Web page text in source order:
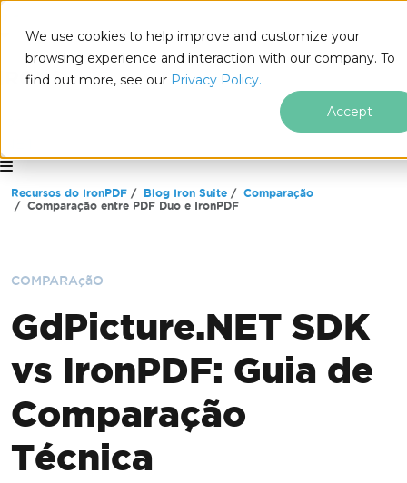
We use cookies to help improve and customize your
browsing experience and interaction with our company. To
find out more, see our Privacy Policy.
Accept
Ir para o conteúdo do rodapé
Recursos do IronPDF Blog Iron Suite
Comparação
Comparação entre PDF Duo e IronPDF
COMPARAçãO
GdPicture.NET SDK
vs IronPDF: Guia de
Comparação
Técnica